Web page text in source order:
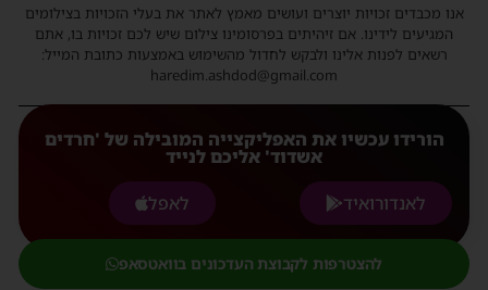
אנו מכבדים זכויות יוצרים ועושים מאמץ לאתר את בעלי הזכויות בצילומים
המגיעים לידינו. אם זיהיתים בפרסומינו צילום שיש לכם זכויות בו, אתם
רשאים לפנות אלינו ולבקש לחדול מהשימוש באמצעות כתובת המייל:
haredim.ashdod@gmail.com
הורידו עכשיו את האפליקצייה המובילה של 'חרדים
אשדוד' אליכם לנייד
לאנדורואיד
לאפל
להצטרפות לקבוצת העדכונים בוואטסאפ